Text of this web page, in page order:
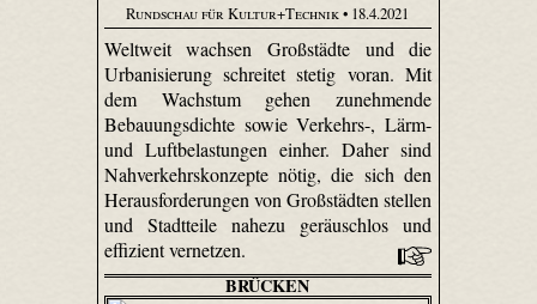
Rundschau für Kultur+Technik• 18.4.2021
Weltweit wachsen Großstädte und die
Urbanisierung schreitet stetig voran. Mit
dem Wachstum gehen zunehmende
Bebauungsdichte sowie Verkehrs-, Lärm-
und Luftbelastungen einher. Daher sind
Nahverkehrskonzepte nötig, die sich den
Herausforderungen von Großstädten stellen
und Stadtteile nahezu geräuschlos und
effizient vernetzen.
BRÜCKEN